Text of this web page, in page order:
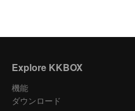
Explore KKBOX
機能
ダウンロード